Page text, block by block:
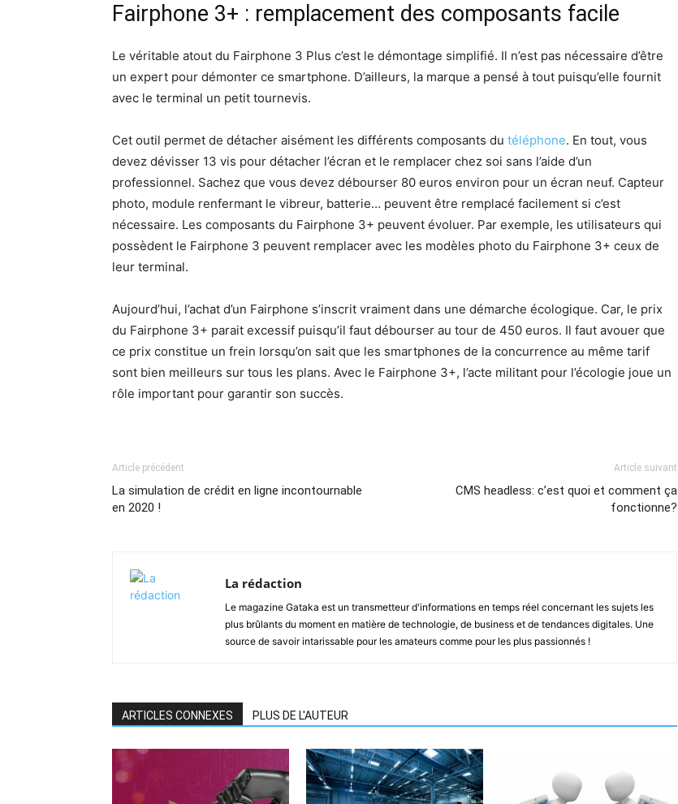
Fairphone 3+ : remplacement des composants facile
Le véritable atout du Fairphone 3 Plus c’est le démontage simplifié. Il n’est pas nécessaire d’être
un expert pour démonter ce smartphone. D’ailleurs, la marque a pensé à tout puisqu’elle fournit
avec le terminal un petit tournevis.
Cet outil permet de détacher aisément les différents composants du téléphone. En tout, vous
devez dévisser 13 vis pour détacher l’écran et le remplacer chez soi sans l’aide d’un
professionnel. Sachez que vous devez débourser 80 euros environ pour un écran neuf. Capteur
photo, module renfermant le vibreur, batterie… peuvent être remplacé facilement si c’est
nécessaire. Les composants du Fairphone 3+ peuvent évoluer. Par exemple, les utilisateurs qui
possèdent le Fairphone 3 peuvent remplacer avec les modèles photo du Fairphone 3+ ceux de
leur terminal.
Aujourd’hui, l’achat d’un Fairphone s’inscrit vraiment dans une démarche écologique. Car, le prix
du Fairphone 3+ parait excessif puisqu’il faut débourser au tour de 450 euros. Il faut avouer que
ce prix constitue un frein lorsqu’on sait que les smartphones de la concurrence au même tarif
sont bien meilleurs sur tous les plans. Avec le Fairphone 3+, l’acte militant pour l’écologie joue un
rôle important pour garantir son succès.
Article précédent
La simulation de crédit en ligne incontournable
en 2020 !
Article suivant
CMS headless: c’est quoi et comment ça
fonctionne?
La rédaction
Le magazine Gataka est un transmetteur d'informations en temps réel concernant les sujets les
plus brûlants du moment en matière de technologie, de business et de tendances digitales. Une
source de savoir intarissable pour les amateurs comme pour les plus passionnés !
ARTICLES CONNEXES PLUS DE L'AUTEUR